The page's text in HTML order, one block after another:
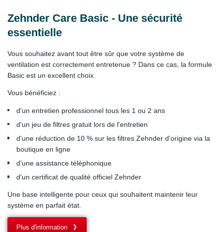
Zehnder Care Basic - Une sécurité
essentielle
Vous souhaitez avant tout être sûr que votre système de
ventilation est correctement entretenue ? Dans ce cas, la formule
Basic est un excellent choix.
Vous bénéficiez :
d'un entretien professionnel tous les 1 ou 2 ans
d'un jeu de filtres gratuit lors de l'entretien
d'une réduction de 10 % sur les filtres Zehnder d'origine via la
boutique en ligne
d'une assistance téléphonique
d'un certificat de qualité officiel Zehnder
Une base intelligente pour ceux qui souhaitent maintenir leur
système en parfait état.
Plus d'information